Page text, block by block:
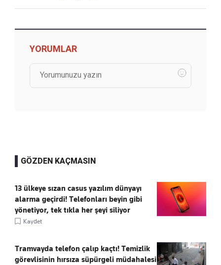
YORUMLAR
GÖZDEN KAÇMASIN
13 ülkeye sızan casus yazılım dünyayı
alarma geçirdi! Telefonları beyin gibi
yönetiyor, tek tıkla her şeyi siliyor
Kaydet
Tramvayda telefon çalıp kaçtı! Temizlik
görevlisinin hırsıza süpürgeli müdahalesi